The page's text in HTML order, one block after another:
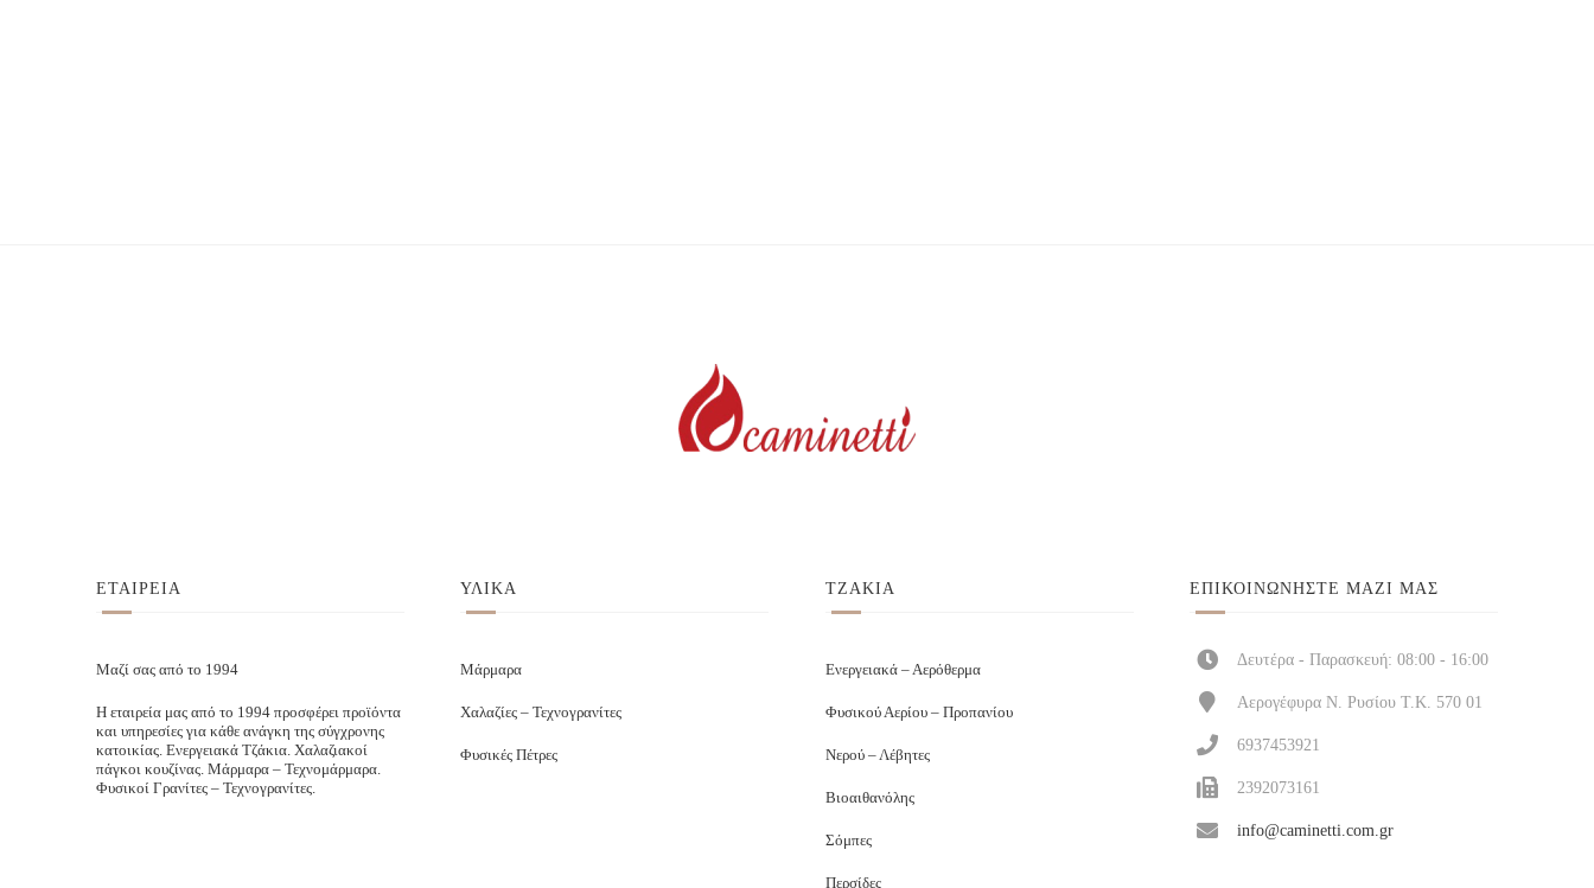
ΕΤΑΙΡΕΙΑ
Μαζί σας από το 1994
Η εταιρεία μας από το 1994 προσφέρει προϊόντα
και υπηρεσίες για κάθε ανάγκη της σύγχρονης
κατοικίας. Ενεργειακά Τζάκια. Χαλαζιακοί
πάγκοι κουζίνας. Μάρμαρα – Τεχνομάρμαρα.
Φυσικοί Γρανίτες – Τεχνογρανίτες.
ΥΛΙΚΑ
Μάρμαρα
Χαλαζίες – Τεχνογρανίτες
Φυσικές Πέτρες
ΤΖΑΚΙΑ
Ενεργειακά – Αερόθερμα
Φυσικού Αερίου – Προπανίου
Νερού – Λέβητες
Βιοαιθανόλης
Σόμπες
Περσίδες
ΕΠΙΚΟΙΝΩΝΉΣΤΕ ΜΑΖΊ ΜΑΣ
Δευτέρα - Παρασκευή: 08:00 - 16:00
Αερογέφυρα Ν. Ρυσίου Τ.Κ. 570 01
6937453921
2392073161
info@caminetti.com.gr